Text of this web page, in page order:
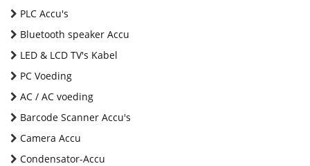
PLC Accu's
Bluetooth speaker Accu
LED & LCD TV's Kabel
PC Voeding
AC / AC voeding
Barcode Scanner Accu's
Camera Accu
Condensator-Accu